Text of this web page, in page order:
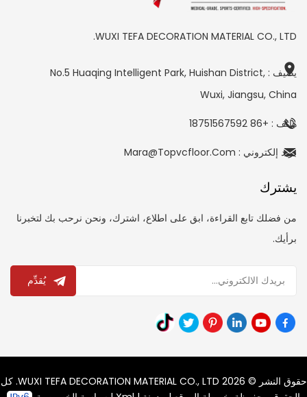
WUXI TEFA DECORATION MATERIAL CO., LTD.
يضيف : No.5 Huaqing Intelligent Park, Huishan District,
Wuxi, Jiangsu, China
هاتف : +86 18751567592
بريد إلكتروني : Mara@topvcfloor.com
يشترك
من فضلك تابع القراءة، ابق على اطلاع، اشترك، ونحن نرحب بك لتخبرنا
برأيك.
يُقدِّم
حقوق النشر © 2026 WUXI TEFA DECORATION MATERIAL CO., LTD. كل